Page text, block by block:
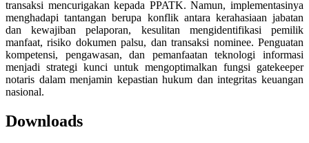
transaksi mencurigakan kepada PPATK. Namun, implementasinya
menghadapi tantangan berupa konflik antara kerahasiaan jabatan
dan kewajiban pelaporan, kesulitan mengidentifikasi pemilik
manfaat, risiko dokumen palsu, dan transaksi nominee. Penguatan
kompetensi, pengawasan, dan pemanfaatan teknologi informasi
menjadi strategi kunci untuk mengoptimalkan fungsi gatekeeper
notaris dalam menjamin kepastian hukum dan integritas keuangan
nasional.
Downloads